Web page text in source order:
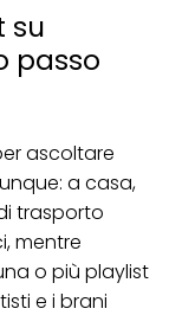
su
passo
ascoltare
a casa,
trasporto
mentre
o più playlist
e i brani